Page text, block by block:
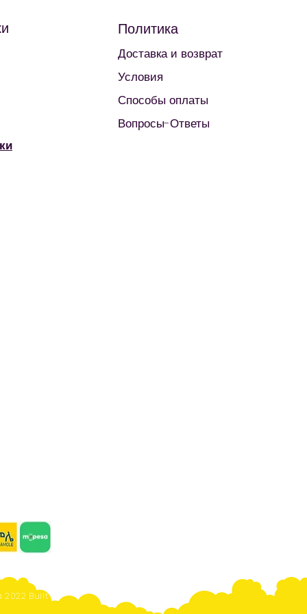
Политика
Доставка и возврат
Условия
Способы оплаты
Вопросы-Ответы
2022 Built By